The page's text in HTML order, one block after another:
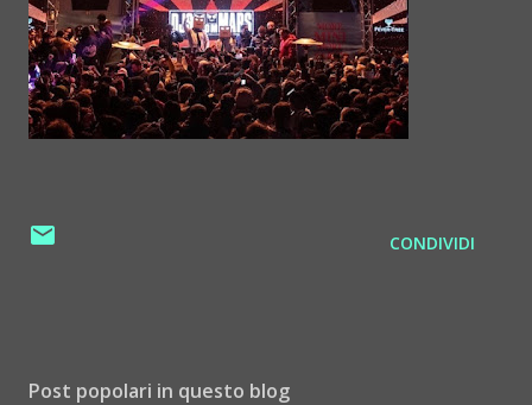
CONDIVIDI
Post popolari in questo blog